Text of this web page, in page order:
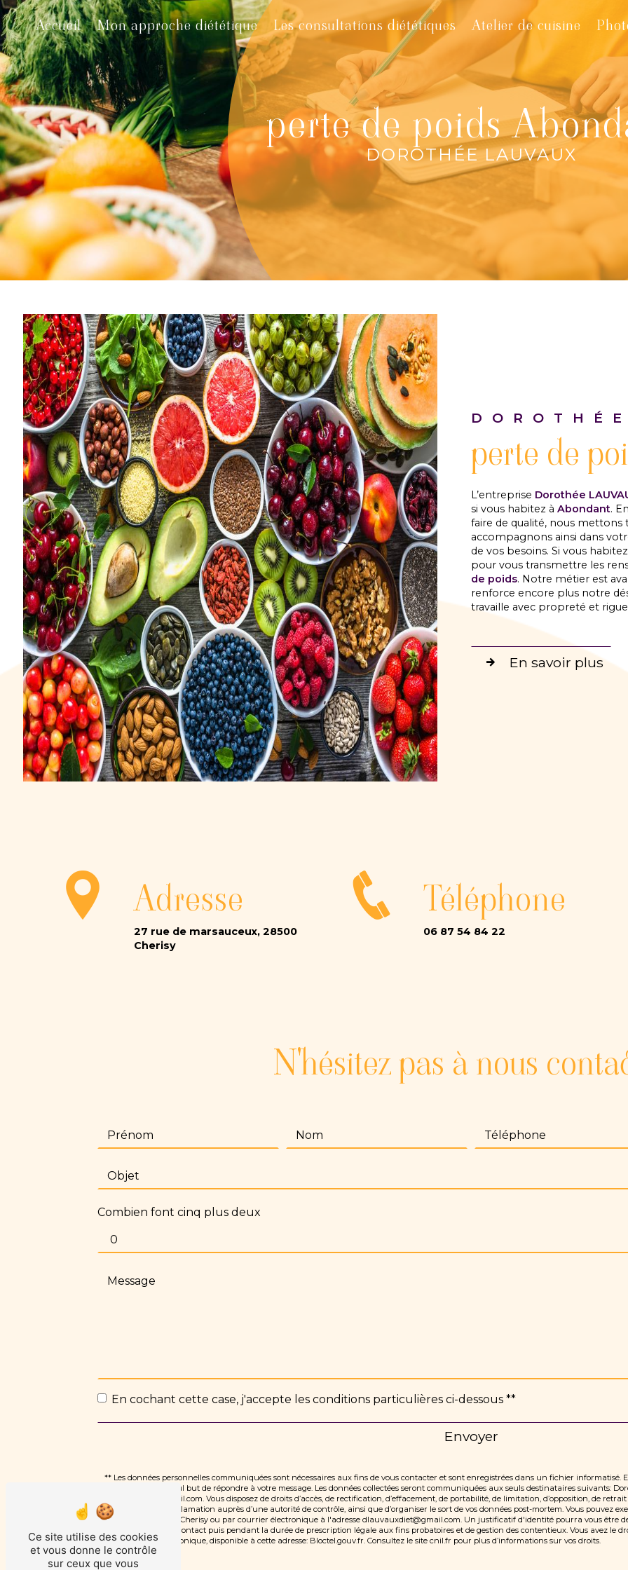
Accueil Mon approche diététique Les consultations diététiques Atelier de cuisine
perte de poids
DOROTHÉE LAUVAUX
perte de
L’entreprise Dorothée
si vous habitez à Abondant.
faire de qualité, nous mettons
accompagnons ainsi dans
de vos besoins. Si vous
pour vous transmettre les
de poids. Notre métier est
renforce encore plus notre
travaille avec propreté et
En savoir plus
Adresse
27 rue de marsauceux, 28500
Cherisy
Téléphone
06 87 54 84 22
N'hésitez pas à nous
Combien font cinq plus deux
En cochant cette case, j'accepte les conditions particulières ci-dessous **
Envoyer
** Les données personnelles communiquées sont nécessaires aux fins de vous contacter et sont enregistrées dans un fichier informatisé.
traitants dans le seul but de répondre à votre message. Les données collectées seront communiquées aux seuls destinataires suivants:
dlauvauxdiet@gmail.com. Vous disposez de droits d’accès, de rectification, d’effacement, de portabilité, de limitation, d’opposition, de
d’introduire une réclamation auprès d’une autorité de contrôle, ainsi que d’organiser le sort de vos données post-mortem. Vous pouvez
marsauceux, 28500 Cherisy ou par courrier électronique à l'adresse dlauvauxdiet@gmail.com. Un justificatif d'identité pourra vous être
période de prise de contact puis pendant la durée de prescription légale aux fins probatoires et de gestion des contentieux. Vous avez le
démarchage téléphonique, disponible à cette adresse: Bloctel.gouv.fr . Consultez le site cnil.fr pour plus d’informations sur vos droits.
Panneau de gestion des cookies
Ce site utilise des cookies
et vous donne le contrôle
sur ceux que vous